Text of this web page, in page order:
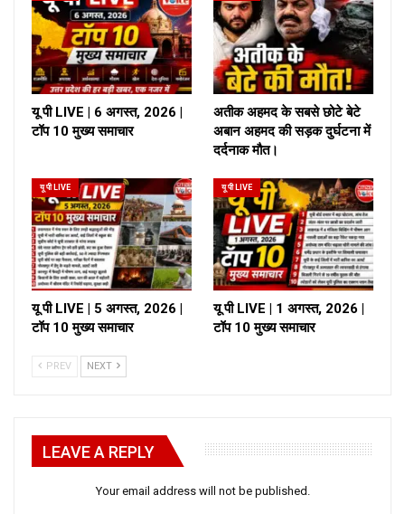
यू पी LIVE | 6 अगस्त, 2026 |
टॉप 10 मुख्य समाचार
अतीक अहमद के सबसे छोटे बेटे
अबान अहमद की सड़क दुर्घटना में
दर्दनाक मौत।
यू पी LIVE
यू पी LIVE | 5 अगस्त, 2026 |
टॉप 10 मुख्य समाचार
यू पी LIVE
यू पी LIVE | 1 अगस्त, 2026 |
टॉप 10 मुख्य समाचार
PREV NEXT
LEAVE A REPLY
Your email address will not be published.